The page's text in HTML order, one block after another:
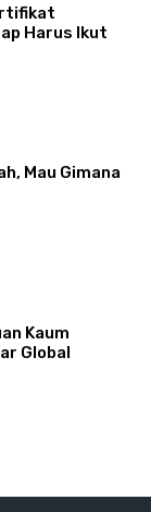
Harus Ikut
Mau Gimana
Kaum
Global